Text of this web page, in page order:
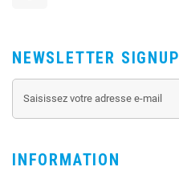
NEWSLETTER SIGNUP
INFORMATION